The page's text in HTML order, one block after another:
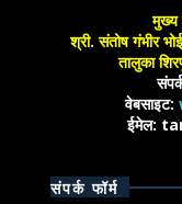
मुख्य
श्री. संतोष गंभीर
तालुका
वेबसाइट:
ईमेल:
संपर्क फॉर्म